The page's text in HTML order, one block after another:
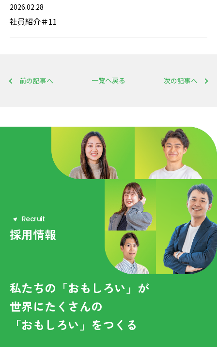
2026.02.28
社員紹介＃11
前の記事へ 次の記事へ
一覧へ戻る
Recruit
採用情報
私たちの「おもしろい」が
世界にたくさんの
「おもしろい」をつくる